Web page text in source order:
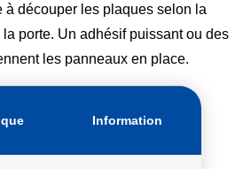
à découper les plaques selon la
porte. Un adhésif puissant ou des
les panneaux en place.
Information